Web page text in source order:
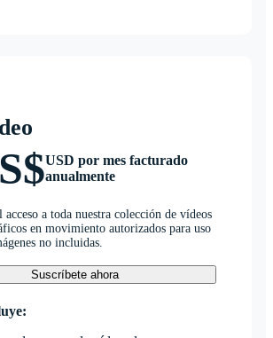
USD por mes facturado
anualmente
acceso a toda nuestra colección de vídeos
en movimiento autorizados para uso
no incluidas.
Suscríbete ahora